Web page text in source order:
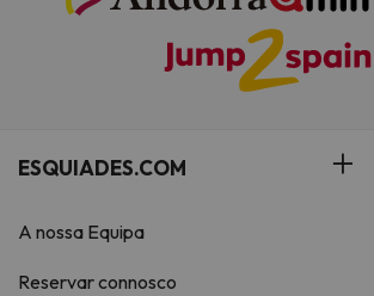
ESQUIADES.COM
A nossa Equipa
Reservar connosco